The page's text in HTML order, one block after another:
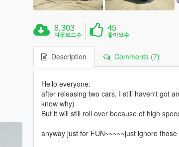
8,303
다운로드수
45
좋아요수
Description Comments (7)
Hello everyone:
after releasing two cars, I still haven't got
know why)
But it will still roll over because of high
anyway just for FUN~~~~~just ignore